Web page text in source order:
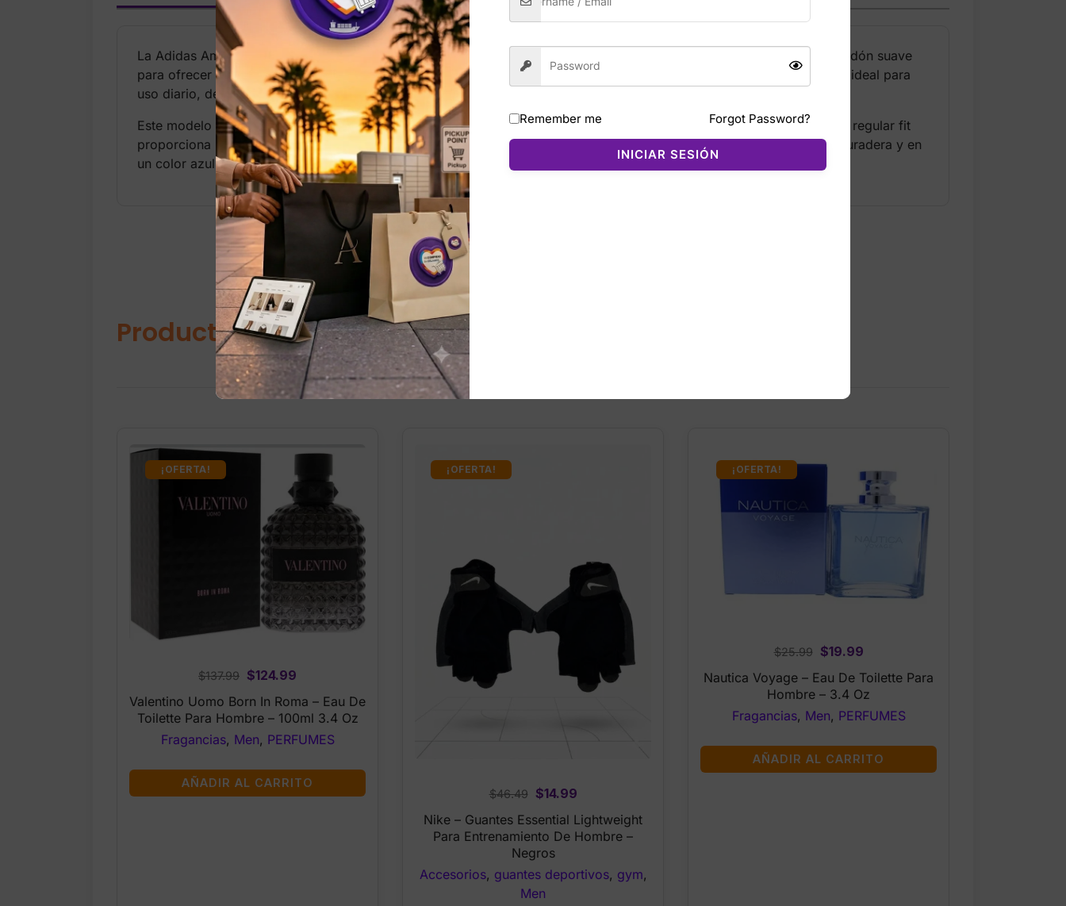
La Adidas Amplifier Tee en color Navy/White es una franela clásica de la línea Essentials, confeccionada en 100% algodón suave
para ofrecer comodidad durante todo el día. Presenta un diseño limpio con el icónico logo Adidas en blanco al frente, ideal para
uso diario, deporte ligero o estilo casual.
Este modelo viene completamente nuevo con etiquetas (NWT), garantizando que la prenda no ha sido usada. Su corte regular fit
proporciona un ajuste cómodo y versátil. Es una opción perfecta para quienes buscan una camiseta Adidas original, duradera y en
un color azul oscuro elegante.
Productos relacionados
¡OFERTA!
$137.99 Original
price
was:
$137.99.
$124.99
price
is:
$124.99.
Valentino Uomo Born In Roma – Eau De
Toilette Para Hombre – 100ml 3.4 Oz
Fragancias, Men, PERFUMES
AÑADIR AL CARRITO
¡OFERTA!
$46.49
Original
price
was:
$46.49.
$14.99Current
price
is:
Nike – Guantes Essential Lightweight
Para Entrenamiento De Hombre –
Negros
Accesorios, guantes deportivos, gym,
Men
¡OFERTA!
$25.99
Original
price
was:
$25.99.
$19.99Current
price
is:
$19.99.
Nautica Voyage – Eau De Toilette Para
Hombre – 3.4 Oz
Fragancias, Men, PERFUMES
AÑADIR AL CARRITO
Remember me Forgot Password?
INICIAR SESIÓN